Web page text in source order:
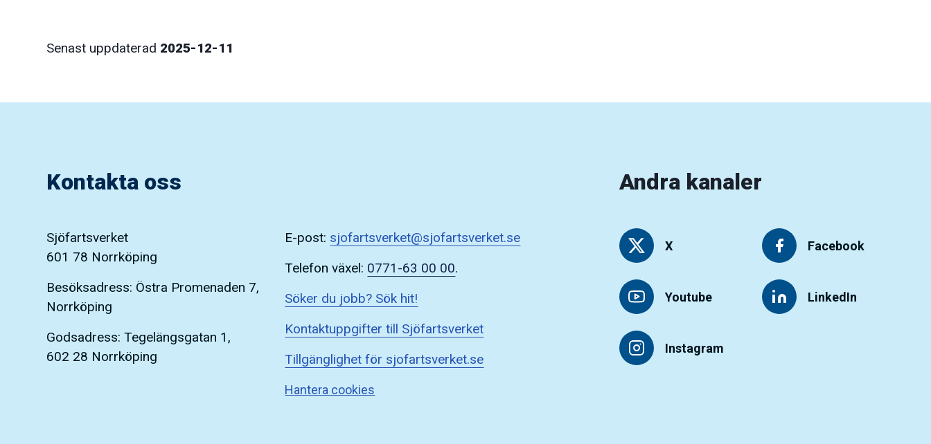
Senast uppdaterad 2025-12-11
Kontakta oss
Sjöfartsverket
601 78 Norrköping
Besöksadress: Östra Promenaden 7,
Norrköping
Godsadress: Tegelängsgatan 1,
602 28 Norrköping
E-post: sjofartsverket@sjofartsverket.se
Telefon växel: 0771-63 00 00.
Söker du jobb? Sök hit!
Kontaktuppgifter till Sjöfartsverket
Tillgänglighet för sjofartsverket.se
Hantera cookies
Andra kanaler
X
Youtube
Instagram
Facebook
LinkedIn